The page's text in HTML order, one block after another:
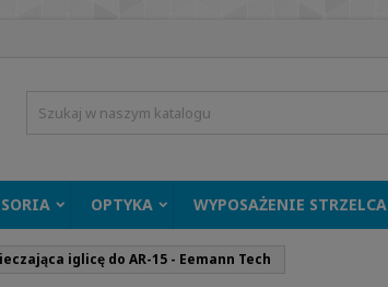
OPTYKA WYPOSAŻENIE STRZELCA
iglicę do AR-15 - Eemann Tech